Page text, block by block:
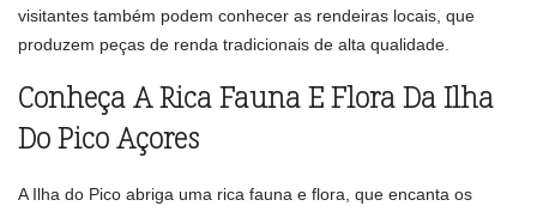
visitantes também podem conhecer as rendeiras locais, que
produzem peças de renda tradicionais de alta qualidade.
Conheça A Rica Fauna E Flora Da Ilha
Do Pico Açores
A Ilha do Pico abriga uma rica fauna e flora, que encanta os